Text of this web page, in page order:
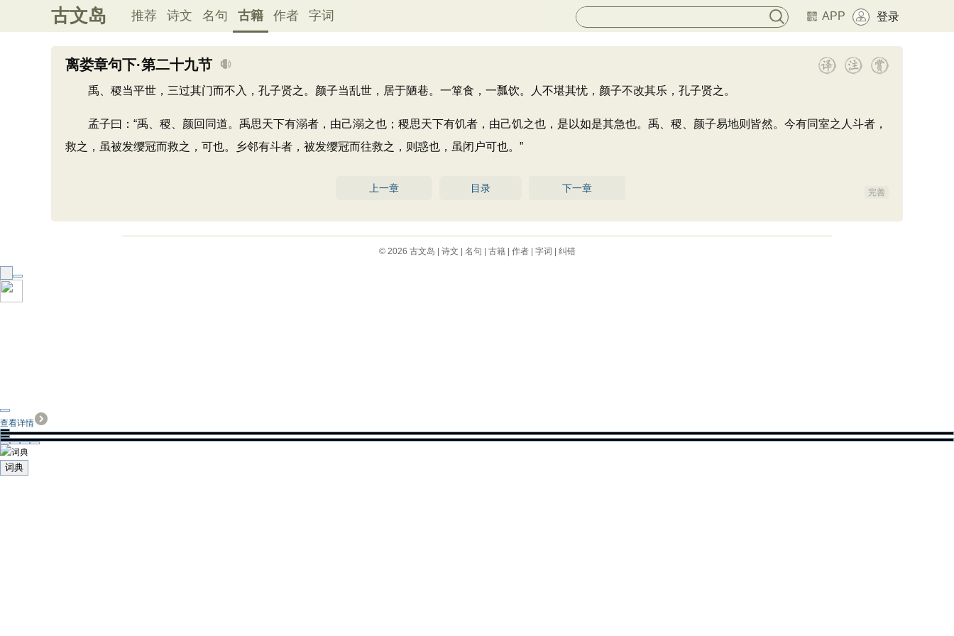
古文岛 推荐 诗文 名句 古籍 作者 字词 APP 登录
离娄章句下·第二十九节
禹、稷当平世，三过其门而不入，孔子贤之。颜子当乱世，居于陋巷。一箪食，一瓢饮。人不堪其忧，颜子不改其乐，孔子贤之。
孟子曰：“禹、稷、颜回同道。禹思天下有溺者，由己溺之也；稷思天下有饥者，由己饥之也，是以如是其急也。禹、稷、颜子易地则皆然。今有同室之人斗者，
救之，虽被发缨冠而救之，可也。乡邻有斗者，被发缨冠而往救之，则惑也，虽闭户可也。”
上一章 目录 下一章 完善
© 2026 古文岛 诗文 名句 古籍| 作者| 字词 纠错
查看详情
词典